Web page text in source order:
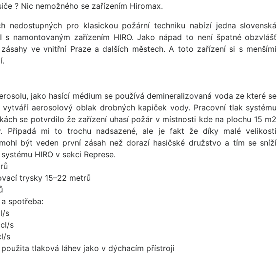
? Nic nemožného se zařízením Hiromax.
nedostupných pro klasickou požární techniku nabízí jedna slovenská
namontovaným zařízením HIRO. Jako nápad to není špatné obzvlášť
ve vnitřní Praze a dalších městech. A toto zařízení si s menšími
jako hasící médium se používá demineralizovaná voda ze které se
vytváří aerosolový oblak drobných kapiček vody. Pracovní tlak systému
se potvrdilo že zařízení uhasí požár v místnosti kde na plochu 15 m2
Připadá mi to trochu nadsazené, ale je fakt že díky malé velikosti
být veden první zásah než dorazí hasičské družstvo a tím se sníží
HIRO v sekci Represe.
trysky 15–22 metrů
spotřeba:
s
s
s
tlaková láhev jako v dýchacím přístroji